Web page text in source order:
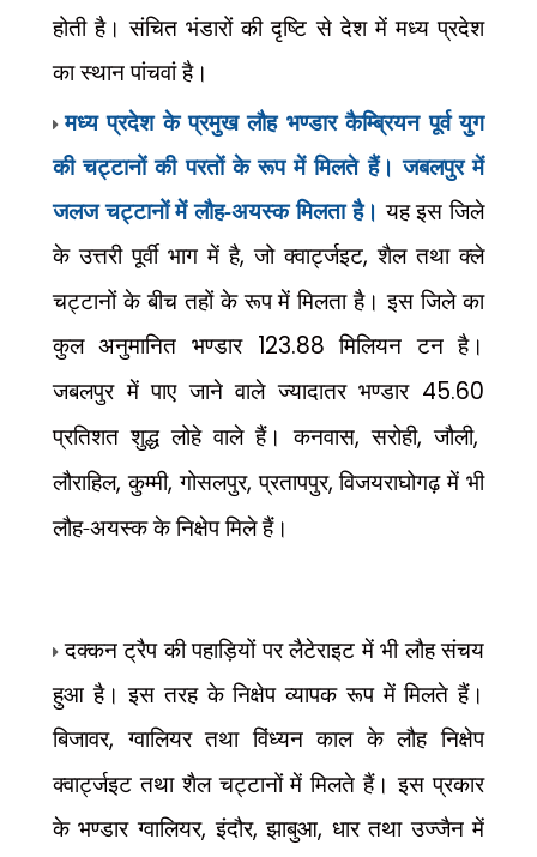
होती है। संचित भंडारों की दृष्टि से देश में मध्य प्रदेश
का स्थान पांचवां है।
मध्य प्रदेश के प्रमुख लौह भण्डार कैम्ब्रियन पूर्व युग
की चट्टानों की परतों के रूप में मिलते हैं। जबलपुर में
जलज चट्टानों में लौह-अयस्क मिलता है।यह इस जिले
के उत्तरी पूर्वी भाग में है,जो क्वार्ट्जइट,शैल तथा क्ले
चट्टानों के बीच तहों के रूप में मिलता है। इस जिले का
कुल अनुमानित भण्डार 123.88 मिलियन टन है।
जबलपुर में पाए जाने वाले ज्यादातर भण्डार 45.60
प्रतिशत शुद्ध लोहे वाले हैं। कनवास,सरोही,जौली,
लौराहिल,कुम्मी,गोसलपुर,प्रतापपुर,विजयराघोगढ़ में भी
लौह-अयस्क के निक्षेप मिले हैं।
दक्कन ट्रैप की पहाड़ियों पर लैटेराइट में भी लौह संचय
हुआ है। इस तरह के निक्षेप व्यापक रूप में मिलते हैं।
बिजावर,ग्वालियर तथा विंध्यन काल के लौह निक्षेप
क्वार्ट्जइट तथा शैल चट्टानों में मिलते हैं। इस प्रकार
के भण्डार ग्वालियर,इंदौर,झाबुआ, धार तथा उज्जैन में